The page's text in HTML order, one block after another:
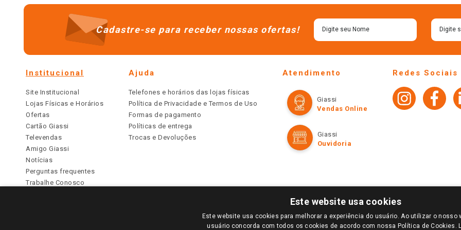
Cadastre-se para receber nossas ofertas!
Institucional
Site Institucional
Lojas Físicas e Horários
Ofertas
Cartão Giassi
Televendas
Amigo Giassi
Notícias
Perguntas frequentes
Trabalhe Conosco
Ajuda
Telefones e horários das lojas físicas
Política de Privacidade e Termos de Uso
Formas de pagamento
Políticas de entrega
Trocas e Devoluções
Atendimento
Giassi
Vendas Online
Giassi
Ouvidoria
Redes Sociais
PARA VER OS PREÇOS DA SUA REGIÃO, FAÇA LOGIN E SELECIONE A LOJA DE SUA PREFERÊNCIA. SOMENTE APÓS O LOGIN, OS PREÇOS
TODOS OS PREÇOS E CONDIÇÕES COMERCIAIS DESTE SITE SÃO VÁLIDOS APENAS PARA COMPRAS REALIZADAS NO GIASSI.COM.BR E NA LOJA
Este website usa cookies
Este website usa cookies para melhorar a experiência do usuário. Ao utilizar o nosso
usuário concorda com todos os cookies de acordo com nossa Política de Cookies.